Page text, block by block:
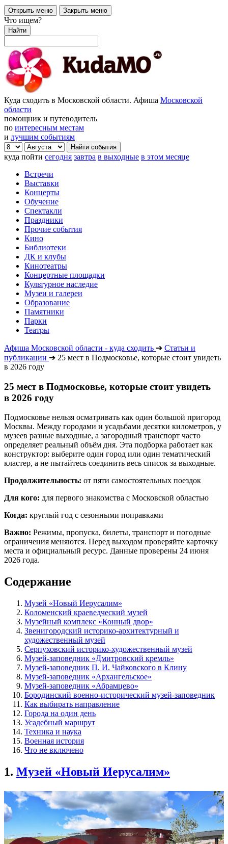
Открыть меню Закрыть меню
Что ищем?
Найти
Куда сходить в Московской области. Афиша Московской
области
помощник и путеводитель
по интересным местам
и лучшим событиям
куда пойти сегодня завтра в выходные в этом месяце
Встречи
Выставки
Концерты
Обучение
Спектакли
Праздники
Прочие события
Кино
Библиотеки
ДК и клубы
Кинотеатры
Концертные площадки
Культурное наследие
Музеи и галереи
Образование
Памятники
Парки
Театры
Афиша Московской области - куда сходить ➔ Статьи и
публикации ➔ 25 мест в Подмосковье, которые стоит увидеть
в 2026 году
25 мест в Подмосковье, которые стоит увидеть
в 2026 году
Подмосковье нельзя осматривать как один большой пригород
Москвы. Между городами и усадьбами десятки километров, у
музеев разные выходные, а загородный транспорт часто
определяет реальный объём дня. Эта подборка работает как
конструктор: выберите один город или один тематический
кластер, а не пытайтесь соединить весь список за выходные.
Продолжительность: от пяти самостоятельных поездок
Для кого: для первого знакомства с Московской областью
Когда: круглый год с сезонными поправками
Важно: Режимы, пропуска, билеты, транспорт и погодные
ограничения меняются. Перед выходом проверяйте карточку
места и официальный ресурс. Данные проверены 24 июня
2026 года.
Содержание
Музей «Новый Иерусалим»
Коломенский краеведческий музей
Музейный комплекс «Конный двор»
Звенигородский историко-архитектурный и
художественный музей
Серпуховский историко-художественный музей
Музей-заповедник «Дмитровский кремль»
Музей-заповедник П. И. Чайковского в Клину
Музей-заповедник «Архангельское»
Музей-заповедник «Абрамцево»
Бородинский военно-исторический музей-заповедник
Как выбирать направление
Города на один день
Усадебный маршрут
Техника и наука
Военная история
Что не включено
1. Музей «Новый Иерусалим»